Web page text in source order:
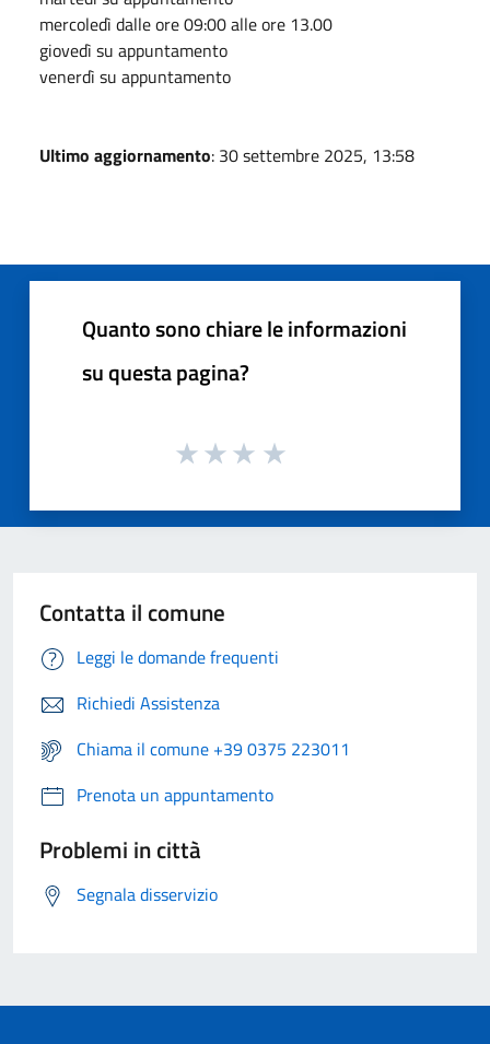
mercoledì dalle ore 09:00 alle ore 13.00
giovedì su appuntamento
venerdì su appuntamento
Ultimo aggiornamento: 30 settembre 2025, 13:58
Quanto sono chiare le informazioni
su questa pagina?
Contatta il comune
Leggi le domande frequenti
Richiedi Assistenza
Chiama il comune +39 0375 223011
Prenota un appuntamento
Problemi in città
Segnala disservizio